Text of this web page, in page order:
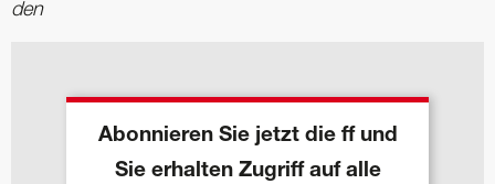
den
Abonnieren Sie jetzt die ff und
Sie erhalten Zugriff auf alle